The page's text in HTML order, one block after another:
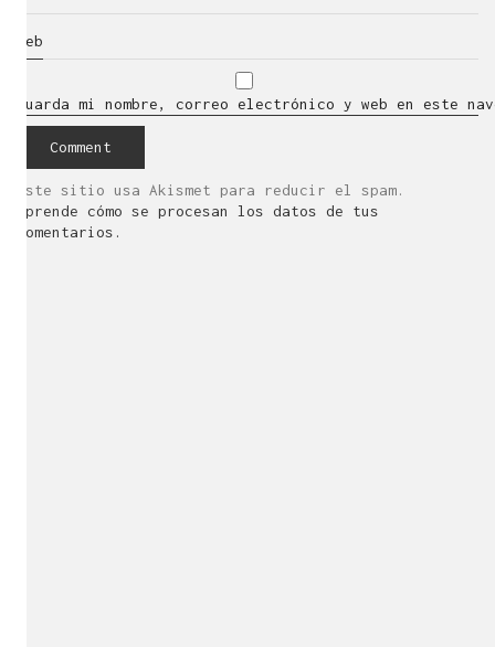
Web
Guarda mi nombre, correo electrónico y web en este
Este sitio usa Akismet para reducir el spam.
Aprende cómo se procesan los datos de tus
comentarios.